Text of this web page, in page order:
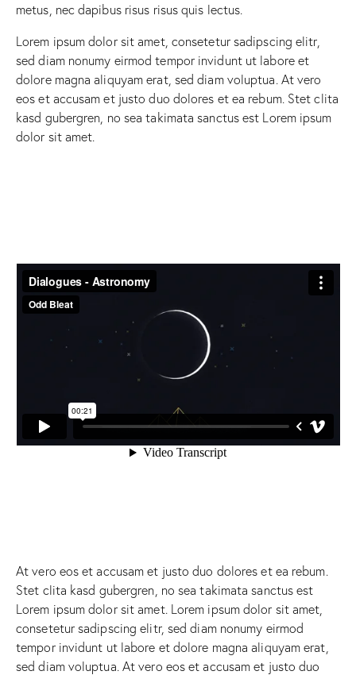
metus, nec dapibus risus risus quis lectus.
Lorem ipsum dolor sit amet, consetetur sadipscing elitr,
sed diam nonumy eirmod tempor invidunt ut labore et
dolore magna aliquyam erat, sed diam voluptua. At vero
eos et accusam et justo duo dolores et ea rebum. Stet clita
kasd gubergren, no sea takimata sanctus est Lorem ipsum
dolor sit amet.
At vero eos et accusam et justo duo dolores et ea rebum.
Stet clita kasd gubergren, no sea takimata sanctus est
Lorem ipsum dolor sit amet. Lorem ipsum dolor sit amet,
consetetur sadipscing elitr, sed diam nonumy eirmod
tempor invidunt ut labore et dolore magna aliquyam erat,
sed diam voluptua. At vero eos et accusam et justo duo